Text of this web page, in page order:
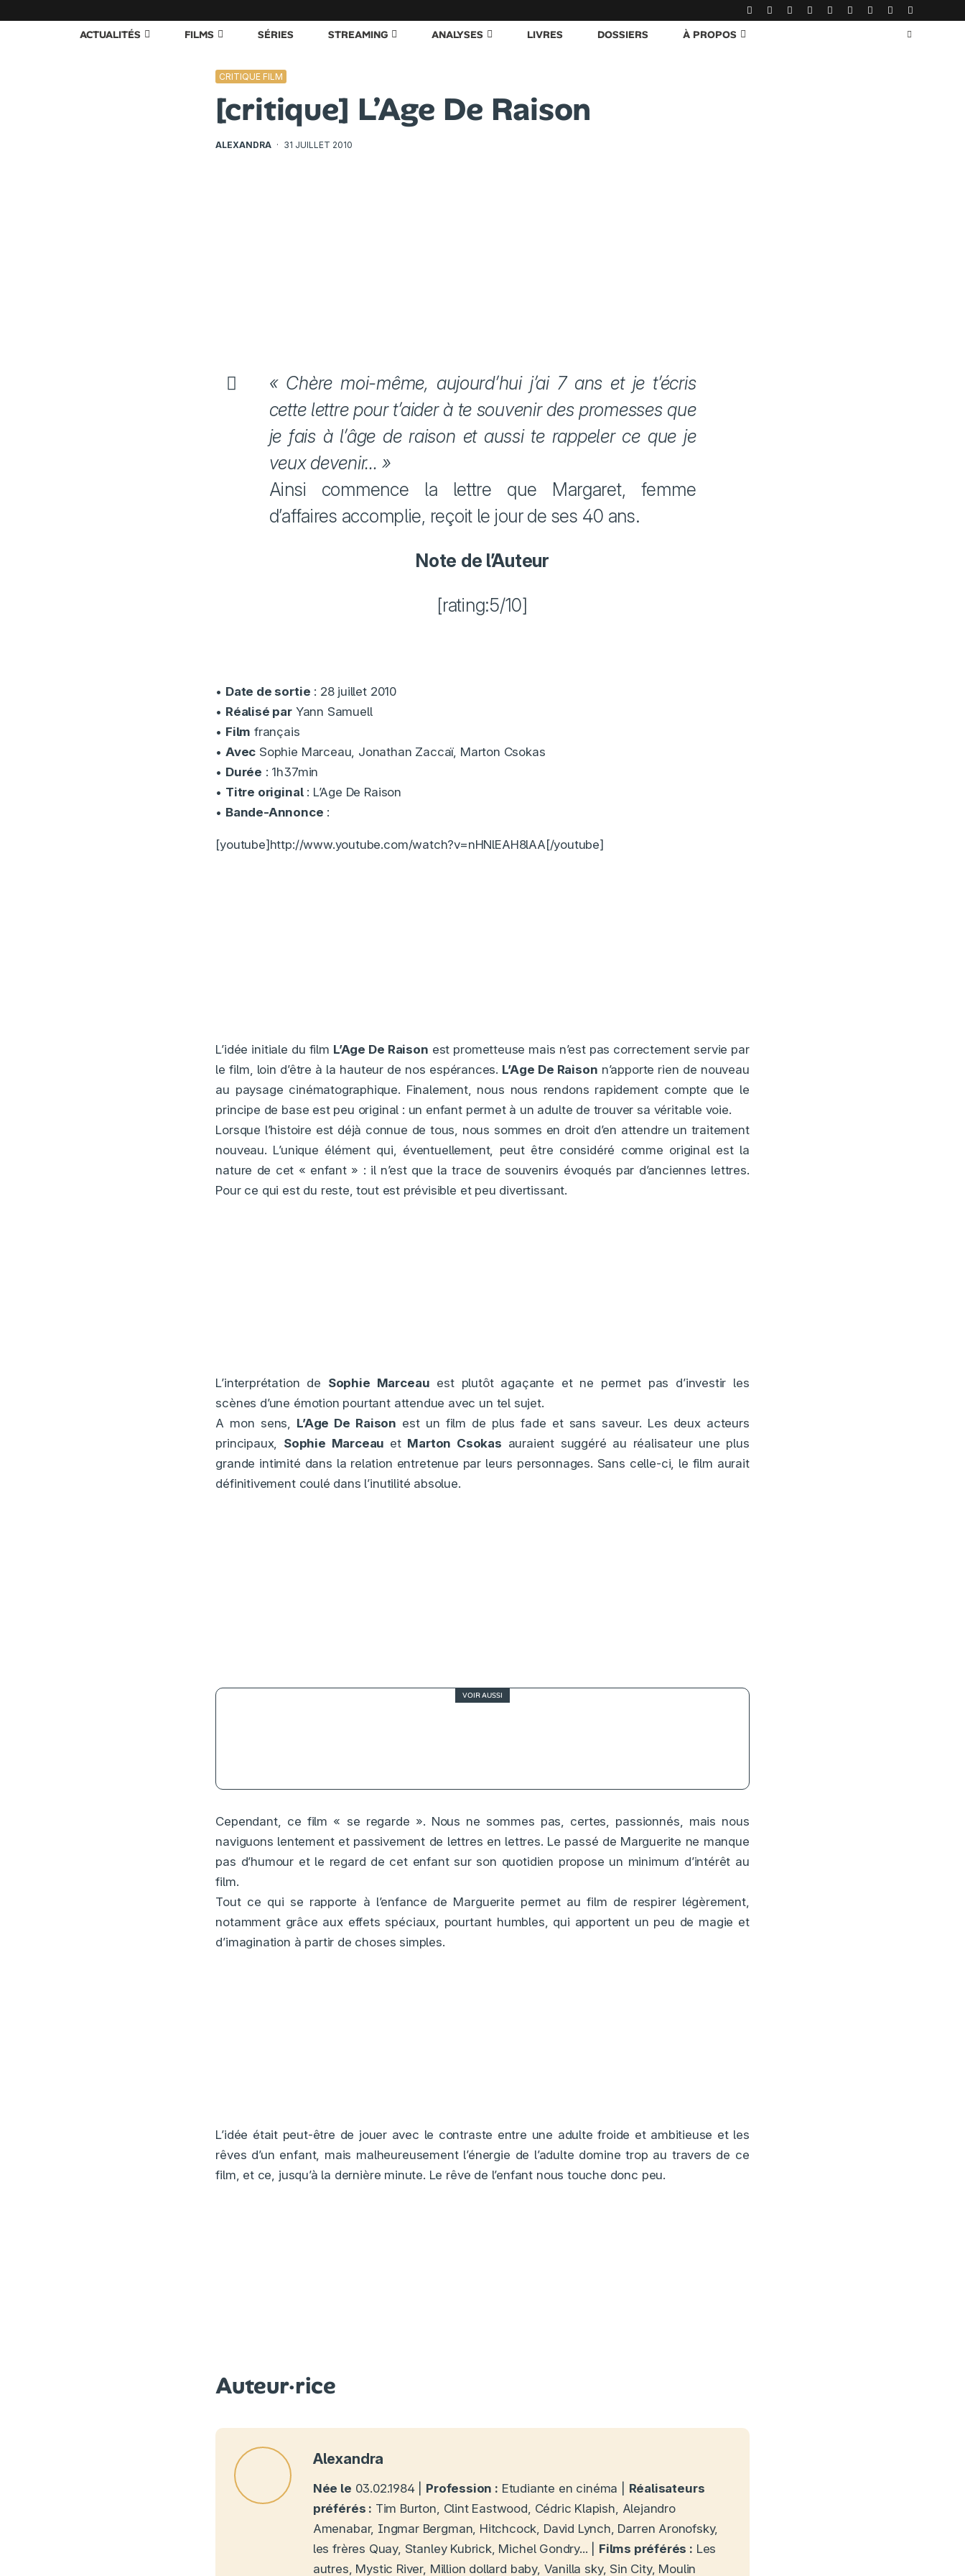
ACTUALITÉS FILMS SÉRIES STREAMING ANALYSES LIVRES DOSSIERS À PROPOS
CRITIQUE FILM
[critique] L’Age De Raison
ALEXANDRA · 31 JUILLET 2010
« Chère moi-même, aujourd’hui j’ai 7 ans et je t’écris
cette lettre pour t’aider à te souvenir des promesses que
je fais à l’âge de raison et aussi te rappeler ce que je
veux devenir… »
Ainsi commence la lettre que Margaret, femme
d’affaires accomplie, reçoit le jour de ses 40 ans.
Note de l’Auteur
[rating:5/10]
• Date de sortie : 28 juillet 2010
• Réalisé parYann Samuell
• Film français
• Avec Sophie Marceau, Jonathan Zaccaï, Marton Csokas
• Durée : 1h37min
• Titre original: L’Age De Raison
• Bande-Annonce :
[youtube]http://www.youtube.com/watch?v=nHNlEAH8lAA[/youtube]
L’idée initiale du film L’Age De Raison est prometteuse mais n’est pas correctement servie par
le film, loin d’être à la hauteur de nos espérances. L’Age De Raison n’apporte rien de nouveau
au paysage cinématographique. Finalement, nous nous rendons rapidement compte que le
principe de base est peu original : un enfant permet à un adulte de trouver sa véritable voie.
Lorsque l’histoire est déjà connue de tous, nous sommes en droit d’en attendre un traitement
nouveau. L’unique élément qui, éventuellement, peut être considéré comme original est la
nature de cet « enfant » : il n’est que la trace de souvenirs évoqués par d’anciennes lettres.
Pour ce qui est du reste, tout est prévisible et peu divertissant.
L’interprétation de Sophie Marceau est plutôt agaçante et ne permet pas d’investir les
scènes d’une émotion pourtant attendue avec un tel sujet.
A mon sens, L’Age De Raison est un film de plus fade et sans saveur. Les deux acteurs
principaux, Sophie Marceau et Marton Csokas auraient suggéré au réalisateur une plus
grande intimité dans la relation entretenue par leurs personnages. Sans celle-ci, le film aurait
définitivement coulé dans l’inutilité absolue.
VOIR AUSSI
Cependant, ce film « se regarde ». Nous ne sommes pas, certes, passionnés, mais nous
naviguons lentement et passivement de lettres en lettres. Le passé de Marguerite ne manque
pas d’humour et le regard de cet enfant sur son quotidien propose un minimum d’intérêt au
film.
Tout ce qui se rapporte à l’enfance de Marguerite permet au film de respirer légèrement,
notamment grâce aux effets spéciaux, pourtant humbles, qui apportent un peu de magie et
d’imagination à partir de choses simples.
L’idée était peut-être de jouer avec le contraste entre une adulte froide et ambitieuse et les
rêves d’un enfant, mais malheureusement l’énergie de l’adulte domine trop au travers de ce
film, et ce, jusqu’à la dernière minute. Le rêve de l’enfant nous touche donc peu.
Auteur·rice
Alexandra
Née le 03.02.1984 | Profession : Etudiante en cinéma | Réalisateurs
préférés : Tim Burton, Clint Eastwood, Cédric Klapish, Alejandro
Amenabar, Ingmar Bergman, Hitchcock, David Lynch, Darren Aronofsky,
les frères Quay, Stanley Kubrick, Michel Gondry... | Films préférés : Les
autres, Mystic River, Million dollard baby, Vanilla sky, Sin City, Moulin